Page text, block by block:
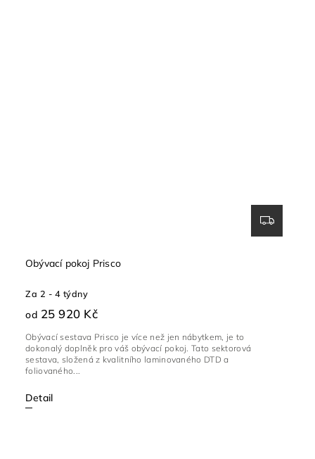
Obývací pokoj Prisco
Za 2 - 4 týdny
od 25 920 Kč
Detail
Obývací sestava Prisco je více než jen nábytkem, je to
dokonalý doplněk pro váš obývací pokoj. Tato sektorová
sestava, složená z kvalitního laminovaného DTD a
foliovaného...